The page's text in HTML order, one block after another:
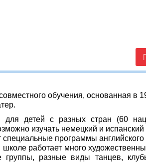
обучения, основанная в
детей с разных стран (60
изучать немецкий и
программы английского
работает много
группы, разные виды танцев,